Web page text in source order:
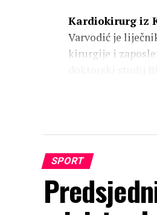
Kardiokirurg iz
Varvodić je
kirurgije i
U hrvatskom
saveza prvi je
Vladislava
European
umjetničko
SPORT